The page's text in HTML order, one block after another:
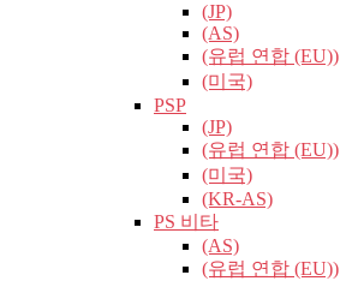
(JP)
(AS)
(유럽​​ 연합 (EU))
(미국)
PSP
(JP)
(유럽​​ 연합 (EU))
(미국)
(KR-AS)
PS 비타
(AS)
(유럽​​ 연합 (EU))